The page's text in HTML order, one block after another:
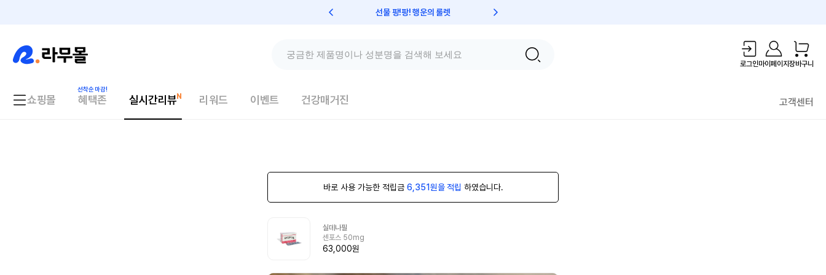
선물 팡!팡! 행운의 룰렛
로그인마이페이지장바구니
쇼핑몰 혜택존 실시간리뷰 리워드 이벤트 건강매거진 고객센터
바로 사용 가능한 적립금 6,351원을 적립 하였습니다.
실데나필
센포스 50mg
63,000원